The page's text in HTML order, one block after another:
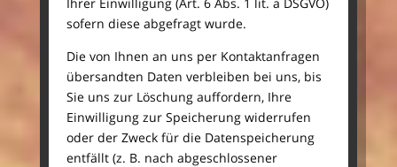
sofern diese abgefragt wurde.
Die von Ihnen an uns per Kontaktanfragen
übersandten Daten verbleiben bei uns, bis
Sie uns zur Löschung auffordern, Ihre
Einwilligung zur Speicherung widerrufen
oder der Zweck für die Datenspeicherung
entfällt (z. B. nach abgeschlossener